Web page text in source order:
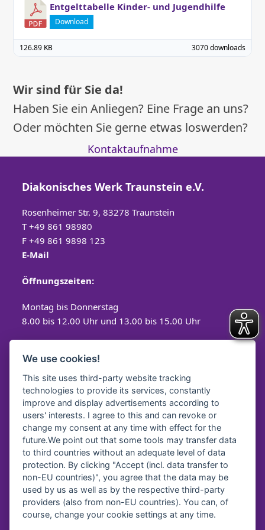
Entgelttabelle Kinder- und Jugendhilfe
Download
3070 downloads
126.89 KB
Wir sind für Sie da!
Haben Sie ein Anliegen? Eine Frage an uns?
Oder möchten Sie gerne etwas loswerden?
Kontaktaufnahme
Diakonisches Werk Traunstein e.V.
Rosenheimer Str. 9, 83278 Traunstein
T+49 861 98980
F +49 861 9898 123
E-Mail
Öffnungszeiten:
Montag bis Donnerstag
8.00 bis 12.00 Uhr und 13.00 bis 15.00 Uhr
8.00 bis 12.00 Uhr
Spendenkonto
Diakonisches Werk Traunstein e.V.
Kreissparkasse Traunstein-Trostberg
IBAN:DE64 7105 2050 0040 7535 92
BIC:BYLADEM1TST
Diakonie Service & Pflege gGmbH
We use cookies!
This site uses third-party website tracking
technologies to provide its services, constantly
improve and display advertisements according to
users' interests. I agree to this and can revoke or
change my consent at any time with effect for the
future.We point out that some tools may transfer data
to third countries without an adequate level of data
protection. By clicking "Accept (incl. data transfer to
non-EU countries)", you agree that the data may be
used by us as well as by the respective third-party
providers (also from non-EU countries). You can, of
course, change your cookie settings at any time.